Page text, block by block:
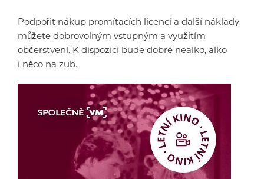
Podpořit nákup promítacích licencí a další náklady
můžete dobrovolným vstupným a využitím
občerstvení. K dispozici bude dobré nealko, alko
i něco na zub.